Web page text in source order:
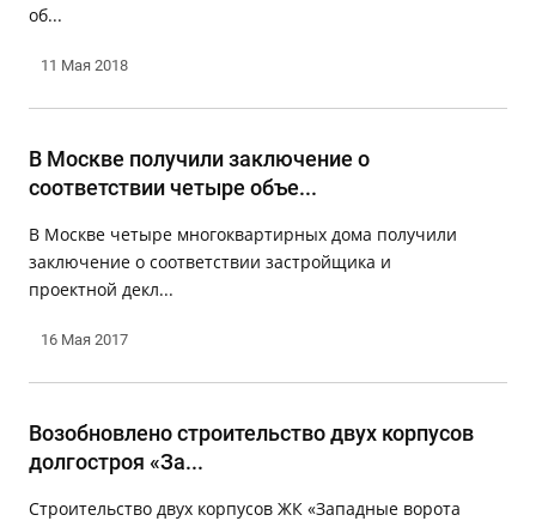
об...
11 Мая 2018
В Москве получили заключение о
соответствии четыре объе...
В Москве четыре многоквартирных дома получили
заключение о соответствии застройщика и
проектной декл...
16 Мая 2017
Возобновлено строительство двух корпусов
долгостроя «За...
Строительство двух корпусов ЖК «Западные ворота